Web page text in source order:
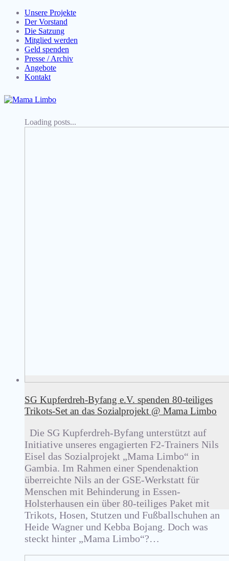
Unsere Projekte
Der Vorstand
Die Satzung
Mitglied werden
Geld spenden
Presse / Archiv
Angebote
Kontakt
Loading posts...
SG Kupferdreh-Byfang e.V. spenden 80-teiliges
Trikots-Set an das Sozialprojekt @ Mama Limbo
Die SG Kupferdreh-Byfang unterstützt auf
Initiative unseres engagierten F2-Trainers Nils
Eisel das Sozialprojekt „Mama Limbo“ in
Gambia. Im Rahmen einer Spendenaktion
überreichte Nils an der GSE-Werkstatt für
Menschen mit Behinderung in Essen-
Holsterhausen ein über 80-teiliges Paket mit
Trikots, Hosen, Stutzen und Fußballschuhen an
Heide Wagner und Kebba Bojang. Doch was
steckt hinter „Mama Limbo“?…